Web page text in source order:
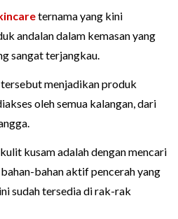
ternama yang kini
andalan dalam kemasan yang
sangat terjangkau.
menjadikan produk
oleh semua kalangan, dari
kusam adalah dengan mencari
bahan aktif pencerah yang
sudah tersedia di rak-rak